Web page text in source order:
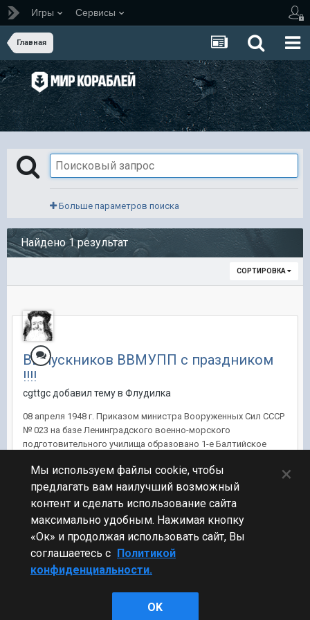
Игры Сервисы
Главная
Больше параметров поиска
Найдено 1 результат
СОРТИРОВКА
Выпускников ВВМУПП с праздником
!!!!
cgttgc добавил тему в Флудилка
08 апреля 1948 г. Приказом министра Вооруженных Сил СССР
№ 023 на базе Ленинградского военно-морского
подготовительного училища образовано 1-е Балтийское
сроком обучения, формирование завершено 1 октября.
05.10.1952 г. училище провело первый в...
8 апр 2016, 07:15:25 7 ответов
Стиль
Мы используем файлы cookie, чтобы
предлагать вам наилучший возможный
контент и сделать использование сайта
максимально удобным. Нажимая кнопку
«Ок» и продолжая использовать сайт, Вы
соглашаетесь с Политикой
конфиденциальности.
OK
×